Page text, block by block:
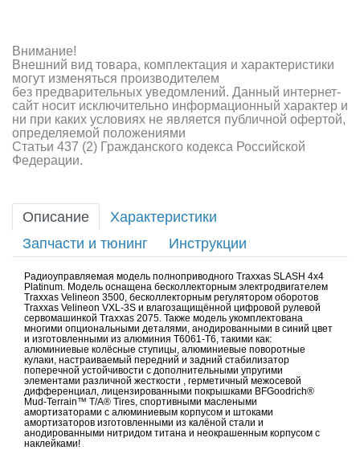
Аккумуляторы и батарейки
Зарядные устройства и блоки питания
Двигатели
Технические жидкости
Оптовая продажа запчастей для моделей
Внимание!
Внешний вид товара, комплектация и характеристики
могут изменяться производителем
без предварительных уведомлений. Данный интернет-
сайт носит исключительно информационный характер и
ни при каких условиях не является публичной офертой,
определяемой положениями
Статьи 437 (2) Гражданского кодекса Российской
Федерации.
Описание
Характеристики
Запчасти и тюнинг
Инструкции
Радиоуправляемая модель полноприводного Traxxas SLASH 4x4
Platinum. Модель оснащена бесколлекторным электродвигателем
Traxxas Velineon 3500, бесколлекторным регулятором оборотов
Traxxas Velineon VXL-3S и влагозащищённой цифровой рулевой
сервомашинкой Traxxas 2075. Также модель укомплектована
многими опциональными деталями, анодированными в синий цвет
и изготовленными из алюминия T6061-T6, такими как:
алюминиевые колёсные ступицы, алюминиевые поворотные
кулаки, настраиваемый передний и задний стабилизатор
поперечной устойчивости с дополнительными упругими
элементами различной жесткости , герметичный межосевой
дифференциал, лицензированными покрышками BFGoodrich®
Mud-Terrain™ T/A® Tires, спортивными маслеными
амортизаторами с алюминиевым корпусом и штоками
амортизаторов изготовленными из калёной стали и
анодированными нитридом титана и неокрашенным корпусом с
наклейками!